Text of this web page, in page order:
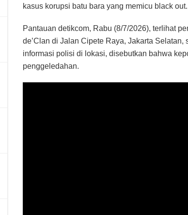
kasus korupsi batu bara yang memicu black out.
Pantauan detikcom, Rabu (8/7/2026), terlihat
de’Clan di Jalan Cipete Raya, Jakarta
informasi polisi di lokasi, disebutkan bahwa
penggeledahan.